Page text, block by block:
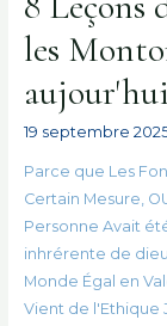
les
aujour'hui
19 septembre
Parce que Les
Certain Mesure,
Personne Avait
inhrérente de
Monde Égal en
Vient de l'Ethique